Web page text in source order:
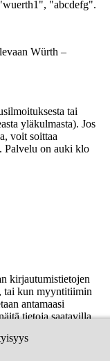
"abcdefg".
Würth –
tai
yläkulmasta). Jos
voit soittaa
. Palvelu on auki klo
kirjautumistietojen
tai kun myyntitiimin
antamaasi
tietoja saatavilla,